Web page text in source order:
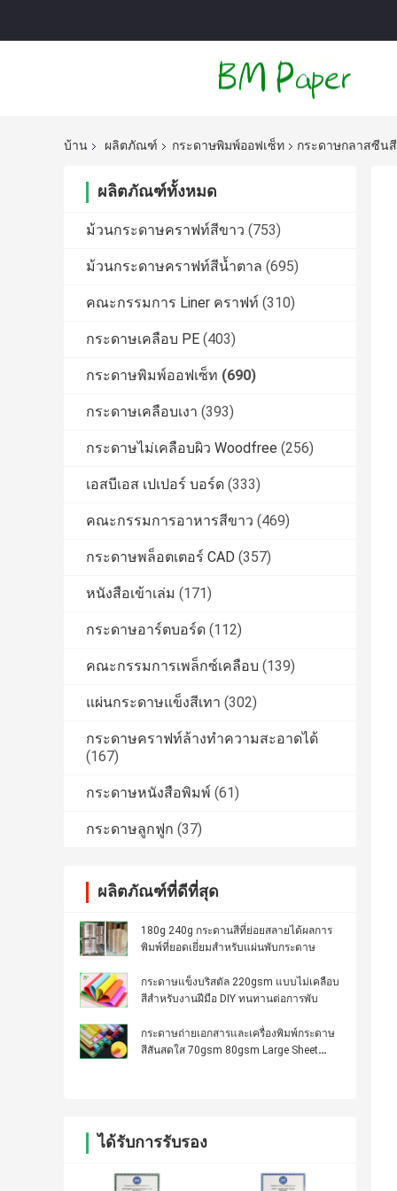
บ้าน ผลิตภัณฑ์ กระดาษพิมพ์ออฟเซ็ท กระดาษกลาสซีนสี
ผลิตภัณฑ์ทั้งหมด
ม้วนกระดาษคราฟท์สีขาว (753)
ม้วนกระดาษคราฟท์สีน้ำตาล (695)
คณะกรรมการ Liner คราฟท์ (310)
กระดาษเคลือบ PE (403)
กระดาษพิมพ์ออฟเซ็ท (690)
กระดาษเคลือบเงา (393)
กระดาษไม่เคลือบผิว Woodfree (256)
เอสบีเอส เปเปอร์ บอร์ด (333)
คณะกรรมการอาหารสีขาว (469)
กระดาษพล็อตเตอร์ CAD (357)
หนังสือเข้าเล่ม (171)
กระดาษอาร์ตบอร์ด (112)
คณะกรรมการเพล็กซ์เคลือบ (139)
แผ่นกระดาษแข็งสีเทา (302)
กระดาษคราฟท์ล้างทำความสะอาดได้
(167)
กระดาษหนังสือพิมพ์ (61)
กระดาษลูกฟูก (37)
ผลิตภัณฑ์ที่ดีที่สุด
180g 240g กระดานสีที่ย่อยสลายได้ผลการ
พิมพ์ที่ยอดเยี่ยมสำหรับแผ่นพับกระดาษ
กระดาษแข็งบริสตัล 220gsm แบบไม่เคลือบ
สีสำหรับงานฝีมือ DIY ทนทานต่อการพับ
กระดาษถ่ายเอกสารและเครื่องพิมพ์กระดาษ
สีสันสดใส 70gsm 80gsm Large Sheet
ได้รับการรับรอง